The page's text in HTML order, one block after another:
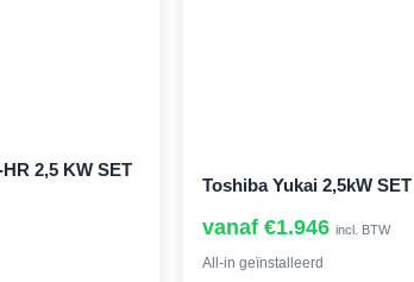
2,5 KW SET
Toshiba Yukai 2,5kW SET
vanaf €1.946 incl. BTW
All-in geïnstalleerd